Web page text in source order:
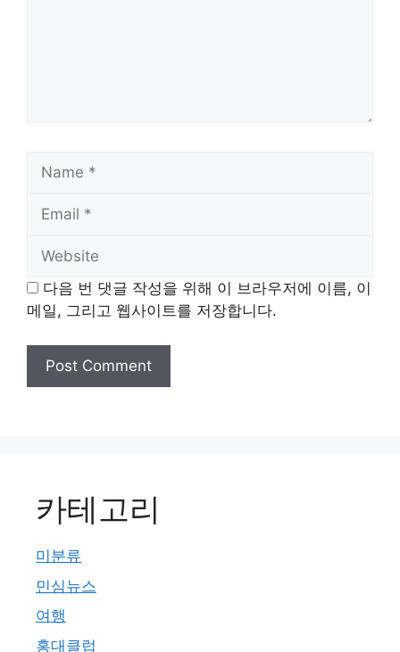
Name
Email
Website
다음 번 댓글 작성을 위해 이 브라우저에 이름, 이
메일, 그리고 웹사이트를 저장합니다.
카테고리
미분류
민심뉴스
여행
홍대클럽